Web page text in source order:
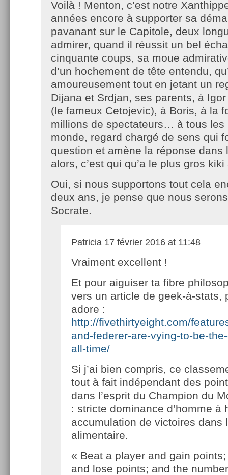
Voilà ! Menton, c’est notre
années encore à supporter sa
pavanant sur le Capitole, deux
admirer, quand il réussit un bel
cinquante coups, sa moue
d’un hochement de tête entendu,
amoureusement tout en jetant un
Dijana et Srdjan, ses parents, à
(le fameux Cetojevic), à Boris, à la
millions de spectateurs… à tous les
monde, regard chargé de sens qui
question et amène la réponse dans
alors, c’est qui qu’a le plus gros
Oui, si nous supportons tout cela
deux ans, je pense que nous
Socrate.
Patricia 17 février 2016 at 11:48
Vraiment excellent !
Et pour aiguiser ta fibre
vers un article de geek-à-stats,
adore :
http://fivethirtyeight.com/
and-federer-are-vying-to-be-
all-time/
Si j’ai bien compris, ce
tout à fait indépendant des
dans l’esprit du Champion du
: stricte dominance d’homme à
accumulation de victoires dans
alimentaire.
« Beat a player and gain
and lose points; and the